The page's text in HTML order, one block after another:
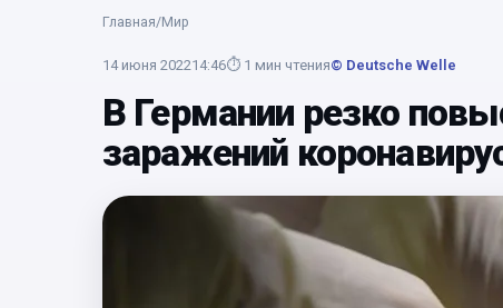
Главная/Мир
14 июня 202214:46⏱ 1 мин чтения© Deutsche Welle
В Германии резко
заражений